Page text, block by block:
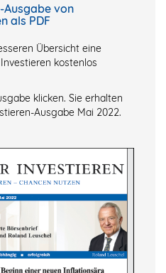
Ausgabe von
als PDF
Übersicht eine
kostenlos
klicken. Sie erhalten
Ausgabe Mai 2022.